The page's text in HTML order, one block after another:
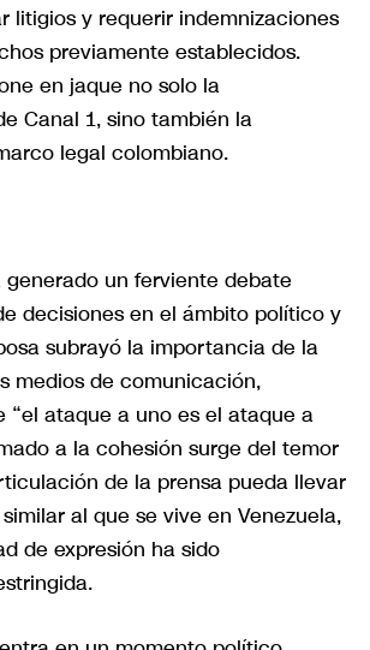
litigios y requerir indemnizaciones
previamente establecidos.
en jaque no solo la
Canal 1, sino también la
legal colombiano.
generado un ferviente debate
decisiones en el ámbito político y
subrayó la importancia de la
medios de comunicación,
“el ataque a uno es el ataque a
a la cohesión surge del temor
de la prensa pueda llevar
al que se vive en Venezuela,
de expresión ha sido